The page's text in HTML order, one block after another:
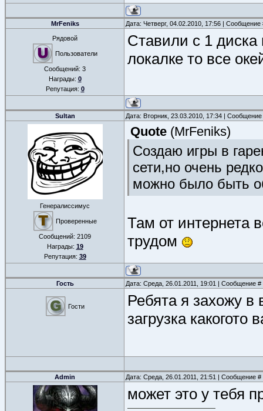
MrFeniks Дата: Четверг, 04.02.2010, 17:56 |
Рядовой
Пользователи
Сообщений: 3
Награды: 0
Репутация: 0
Ставили с 1 диска
локалке то все
Sultan Дата: Вторник, 23.03.2010, 17:34 |
Генералиссимус
Проверенные
Сообщений: 2109
Награды: 19
Репутация: 39
Quote (MrFeniks)
Создаю игры в
сети,но очень
можно было быть
Там от интернета
трудом
Гость Дата: Среда, 26.01.2011, 19:01 | Сообщение #
Гости
Ребята я захожу в
загрузка
Admin Дата: Среда, 26.01.2011, 21:51 | Сообщение #
может это у тебя